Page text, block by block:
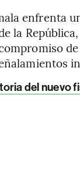
enfrenta
la
del nuevo